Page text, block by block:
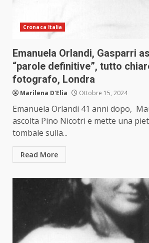
Cronaca Italia
Emanuela Orlandi, Gasparri
“parole definitive”, tutto
fotografo, Londra
Marilena D'Elia Ottobre 15, 2024
Emanuela Orlandi 41 anni dopo,
ascolta Pino Nicotri e mette una
tombale sulla...
Read More